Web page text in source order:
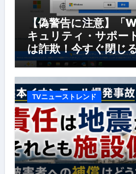
【偽警告に注意】「
キュリティ・サポー
は詐欺！今すぐ閉じ
TVニューストレンド